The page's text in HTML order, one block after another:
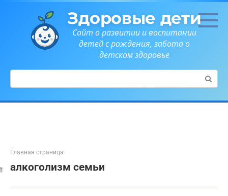
Здоровые дети
Сайт о развитии и воспитании
детей с рождения, забота о
детском здоровье
Поиск:
Главная страница
алкоголизм семьи